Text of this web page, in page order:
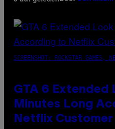
SCREENSHOT: ROCKSTAR GAMES,
GTA 6 Extended
Minutes Long
Netflix